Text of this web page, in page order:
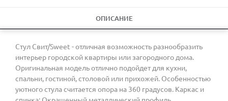
ОПИСАНИЕ
Стул Свит/Sweet - отличная возможность разнообразить
интерьер городской квартиры или загородного дома.
Оригинальная модель отлично подойдет для кухни,
спальни, гостиной, столовой или прихожей. Особенностью
уютного стула считается опора на 360 градусов. Каркас и